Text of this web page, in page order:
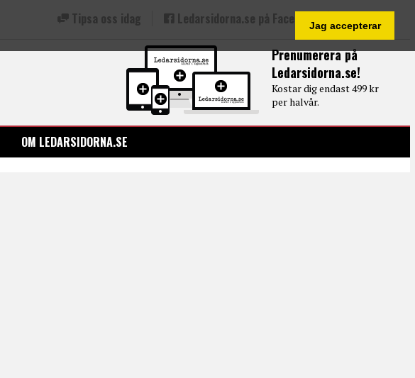
Jag accepterar
Prenumerera på
Ledarsidorna.se!
Kostar dig endast 499 kr
per halvår.
Tipsa oss idag Ledarsidorna.se på Facebook
OM LEDARSIDORNA.SE